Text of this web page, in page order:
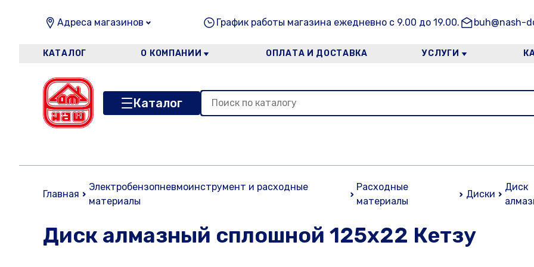
Адреса магазинов График работы магазина ежедневно с 9.00 до 19.00. buh@nash-
КАТАЛОГ О КОМПАНИИ ОПЛАТА И ДОСТАВКА УСЛУГИ
Каталог
Главная
Электробензопневмоинструмент и расходные
материалы
Расходные
материалы
Диски
Диск
Диск алмазный сплошной 125х22 Кетзу